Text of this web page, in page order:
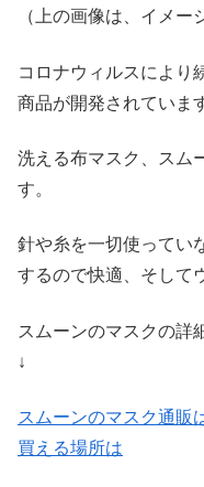
（上の画像は、イメー
コロナウィルスにより
商品が開発されていま
洗える布マスク、スム
す。
針や糸を一切使ってい
するので快適、そして
スムーンのマスクの詳
↓
スムーンのマスク通販
買える場所は